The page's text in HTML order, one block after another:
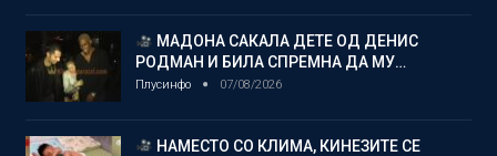
МАДОНА САКАЛА ДЕТЕ ОД ДЕНИС
РОДМАН И БИЛА СПРЕМНА ДА МУ…
Плусинфо 07/08/2026
НАМЕСТО СО КЛИМА, КИНЕЗИТЕ СЕ